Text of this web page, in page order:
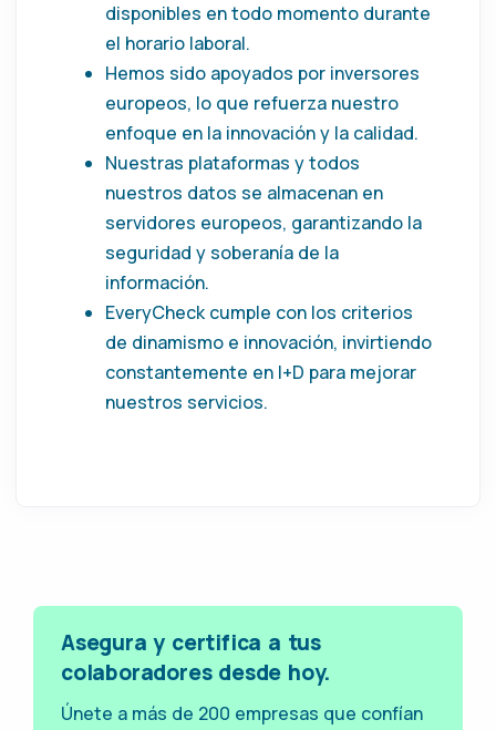
disponibles en todo momento durante
el horario laboral.
Hemos sido apoyados por inversores
europeos, lo que refuerza nuestro
enfoque en la innovación y la calidad.
Nuestras plataformas y todos
nuestros datos se almacenan en
servidores europeos, garantizando la
seguridad y soberanía de la
información.
EveryCheck cumple con los criterios
de dinamismo e innovación, invirtiendo
constantemente en I+D para mejorar
nuestros servicios.
Asegura y certifica a tus
colaboradores desde hoy.
Únete a más de 200 empresas que confían